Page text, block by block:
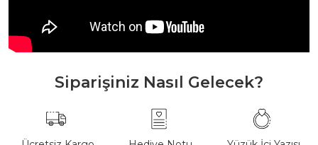
Siparişiniz Nasıl Gelecek?